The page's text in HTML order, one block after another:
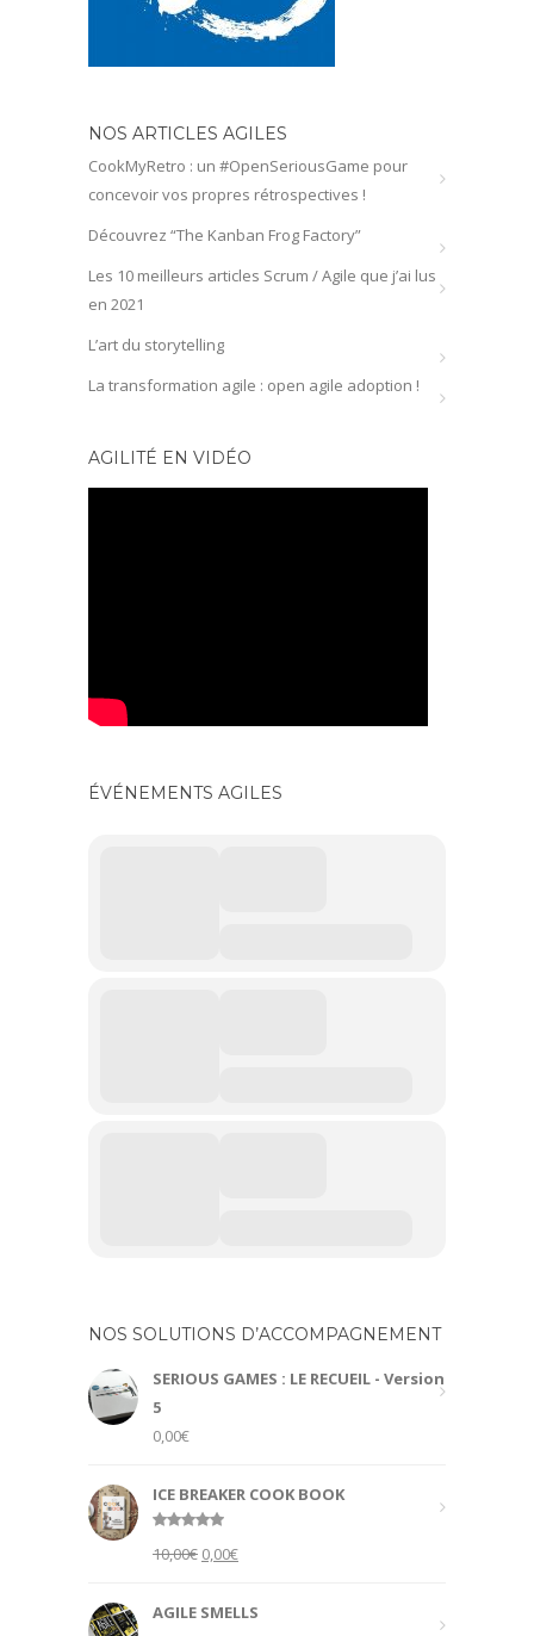
NOS ARTICLES AGILES
CookMyRetro : un #OpenSeriousGame pour
concevoir vos propres rétrospectives !
Découvrez “The Kanban Frog Factory”
Les 10 meilleurs articles Scrum / Agile que j’ai lus
en 2021
L’art du storytelling
La transformation agile : open agile adoption !
AGILITÉ EN VIDÉO
ÉVÉNEMENTS AGILES
NOS SOLUTIONS D’ACCOMPAGNEMENT
SERIOUS GAMES : LE RECUEIL - Version
5
0,00€
ICE BREAKER COOK BOOK
out of 5
10,00€ Original
was:
0,00€Current
is:
AGILE SMELLS